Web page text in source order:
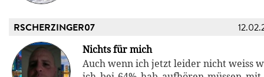
RSCHERZINGER07
Nichts für mich
Auch wenn ich jetzt leider nicht weiss